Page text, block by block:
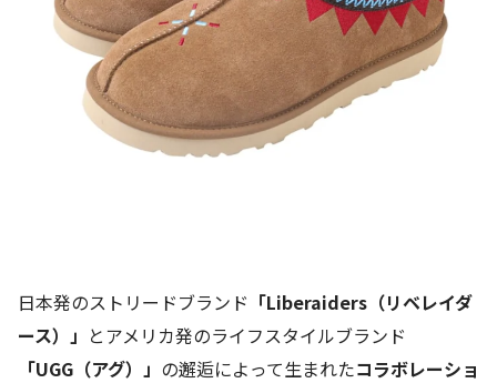
日本発のストリードブランド 「Liberaiders（リベレイダ
ース）」 とアメリカ発のライフスタイルブランド
「UGG（アグ）」 の邂逅によって生まれたコラボレーショ